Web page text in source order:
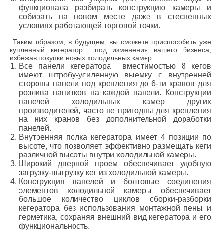
функционала разбирать конструкцию камеры и
собирать на новом месте даже в стесненных
условиях работающей торговой точки.
Таким образом, в будущем, вы сможете приспособить уже
купленный кегератор под изменения вашего бизнеса,
избежав покупки новых холодильных камер.
Все панели кегератора вместимостью 8 кегов
имеют штробу-усиленную выемку с внутренней
стороны панели под крепления до 6-ти кранов для
розлива напитков на каждой панели. Конструкции
панелей холодильных камер других
производителей, часто не пригодны для крепления
на них кранов без дополнительной доработки
панелей.
Внутренняя полка кегератора имеет 4 позиции по
высоте, что позволяет эффективно размещать кеги
различной высоты внутри холодильной камеры.
Широкий дверной проем обеспечивает удобную
загрузку-выгрузку кег из холодильной камеры.
Конструкция панелей и болтовые соединения
элементов холодильной камеры обеспечивает
большое количество циклов сборки-разборки
кегератора без использования монтажной пены и
герметика, сохраняя внешний вид кегератора и его
функциональность.